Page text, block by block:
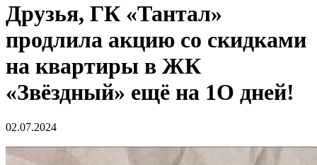
Друзья, ГК «Тантал»
продлила акцию со скидками
на квартиры в ЖК
«Звёздный» ещё на 1О дней!
02.07.2024